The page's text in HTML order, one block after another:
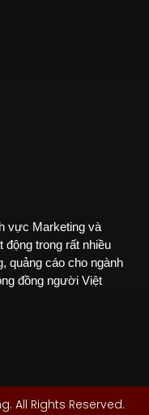
vực Marketing và
động trong rất nhiều
quảng cáo cho ngành
đồng người Việt
All Rights Reserved.